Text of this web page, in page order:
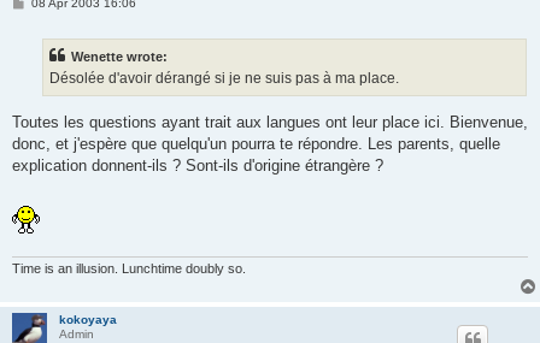
08 Apr 2003 16:06
Wenette wrote:
Désolée d'avoir dérangé si je ne suis pas à ma place.
Toutes les questions ayant trait aux langues ont leur place ici. Bienvenue,
donc, et j'espère que quelqu'un pourra te répondre. Les parents, quelle
explication donnent-ils ? Sont-ils d'origine étrangère ?
Time is an illusion. Lunchtime doubly so.
kokoyaya
Admin